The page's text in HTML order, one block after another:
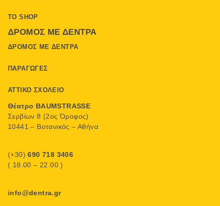
ΤΟ SHOP
ΔΡΌΜΟΣ ΜΕ ΔΈΝΤΡΑ
ΔΡΌΜΟΣ ΜΕ ΔΈΝΤΡΑ
ΠΑΡΑΓΩΓΈΣ
ΑΤΤΙΚΌ ΣΧΟΛΕΊΟ
Θέατρο BAUMSTRASSE
Σερβίων 8 (2ος Όροφος)
10441 – Βοτανικός – Αθήνα
(+30)690 718 3406
( 18.00 – 22.00 )
info@dentra.gr